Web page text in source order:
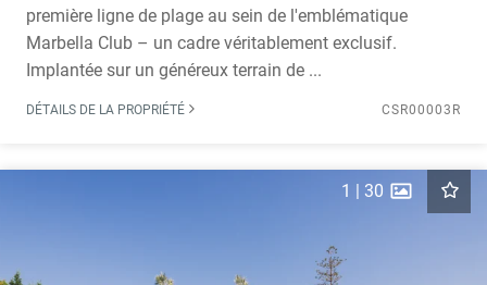
première ligne de plage au sein de l'emblématique
Marbella Club – un cadre véritablement exclusif.
Implantée sur un généreux terrain de ...
DÉTAILS DE LA PROPRIÉTÉ CSR00003R
1 | 30